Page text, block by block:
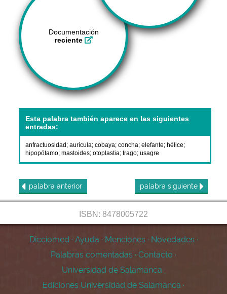
Documentación
reciente
Esta palabra también aparece en las siguientes
entradas:
anfractuosidad ;aurícula;cobaya;concha;elefante; hélice;
hipopótamo;mastoides;otoplastia;trago;usagre
palabra anterior palabra siguiente
ISBN: 8478005722
Dicciomed · Ayuda · Menciones · Novedades ·
Palabras comentadas · Contacto ·
Universidad de Salamanca ·
Ediciones Universidad de Salamanca ·